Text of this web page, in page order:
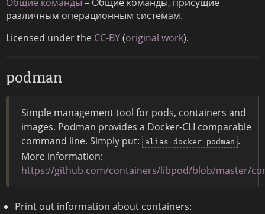
различным операционным системам.
Licensed under the CC-BY(original work).
podman
Simple management tool for pods, containers and
images. Podman provides a Docker-CLI comparable
command line. Simply put:
alias docker=podman .
More information:
https://github.com/containers/libpod/blob/master/
Print out information about containers: